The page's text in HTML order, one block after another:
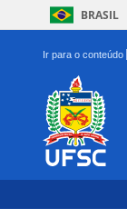
BRASIL
Ir para o conteúdo